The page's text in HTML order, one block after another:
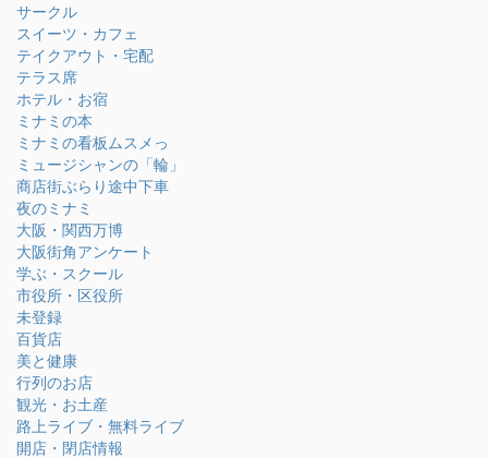
サークル
スイーツ・カフェ
テイクアウト・宅配
テラス席
ホテル・お宿
ミナミの本
ミナミの看板ムスメっ
ミュージシャンの「輪」
商店街ぶらり途中下車
夜のミナミ
大阪・関西万博
大阪街角アンケート
学ぶ・スクール
市役所・区役所
未登録
百貨店
美と健康
行列のお店
観光・お土産
路上ライブ・無料ライブ
開店・閉店情報